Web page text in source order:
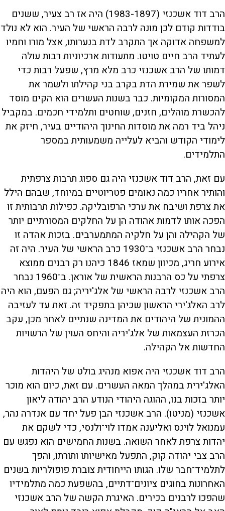
הרב דוד אשכנזי (1983-1897) היה אז רב צעיר, ששנים
בודדות קודם לכן מונה לרבה הראשי של העיר. הוא לא נולד
למשפחה אדוקה אך התקרב לדת בנערותו, אצל מורו וחמיו
לעתיד הרב חיים טויטו. מתעודות ארכיוניות רבות עולה
דמותו של הרב אשכנזי כרב מלא מרץ, שפעל רבות כדי
לשפר את שמירת הדת בקרב בני קהילתו ולשמר את
המסורות המקומיות. כבר בשנות העשרים הוא הקים מוסד
להכשרת מוהלים, חזנים, שוחטים ותלמידי חכמים. במקביל
ניהל ביד רמה את מוסדות החינוך היהודיים בעיר, חיזק את
לימודי הקודש והביא לעלייה משמעותית במספר
התלמידים.
עם זאת, הרב דוד אשכנזי היה גם ספוג תרבות צרפתית
והותיר אחריו כמה נאומים פטריוטיים במיוחד, שבהם הילל
את צרפת ושיבח את ערכי הרפובליקה. כפילות תרבותית זו
הפכה אותו לדמות אהודה הן על החלקים המסורתיים יותר
של הקהילה והן על חלקיה המתמערבים. בזכות אהדה זו
נבחר הרב אשכנזי ב־1930 כרב הראשי של העיר. היה זה
אירוע חריג, מכיוון שמאז 1846 כיהנו רק רבנים ממוצא
צרפתי על כס הרבנות הראשית של אוראן. ב־1960 נבחר
הרב אשכנזי לרבה הראשי של אלג'יריה; גם הפעם, הוא היה
לרב האלג'ירי הראשון שכיהן בתפקיד זה. זאת עד לעזיבה
ההמונית של היהודים את המדינה שנתיים לאחר מכן, עקב
הכרזת העצמאות של אלג'יריה והיחס העוין של הרשויות
החדשות אל הקהילה.
הרב דוד אשכנזי היה אפוא מנהיג בולט של היהדות
האלג'ירית במהלך המאה העשרים. עם זאת, כיום הוא מוכר
יותר בזכות בנו, ההוגה היהודי הנודע הרב יהודה ליאון
אשכנזי (מניטו). הרב אשכנזי הבן פעל יחד עם אנדרה נהר,
עמנואל לוינס ואליענה אמדו לוי־ולנסי, כדי לשקם את
יהדות צרפת לאחר השואה. בשנות החמישים הוא נפגש עם
הרב צבי יהודה קוק, התפעל מאישיותו ותורתו, והפך
לתלמיד־חבר שלו. הגותו הייחודית צוברת פופולריות בשנים
האחרונות בחוגים ציונים־דתיים, בהשפעת כמה מתלמידיו
שהפכו לרבנים בכירים. האיגרת הקשה של הרב אשכנזי